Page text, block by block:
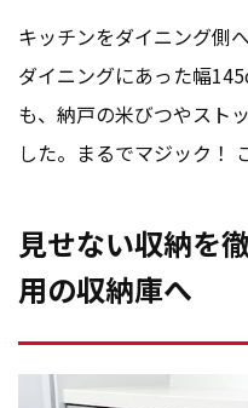
キッチンをダイニング側
ダイニングにあった幅
も、納戸の米びつやスト
した。まるでマジック！
見せない収納を
用の収納庫へ